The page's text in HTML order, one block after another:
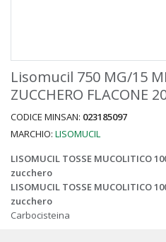
Lisomucil 750 MG/15
ZUCCHERO FLACONE
CODICE MINSAN: 023185097
MARCHIO: LISOMUCIL
LISOMUCIL TOSSE MUCOLITICO
zucchero
LISOMUCIL TOSSE MUCOLITICO
zucchero
Carbocisteina